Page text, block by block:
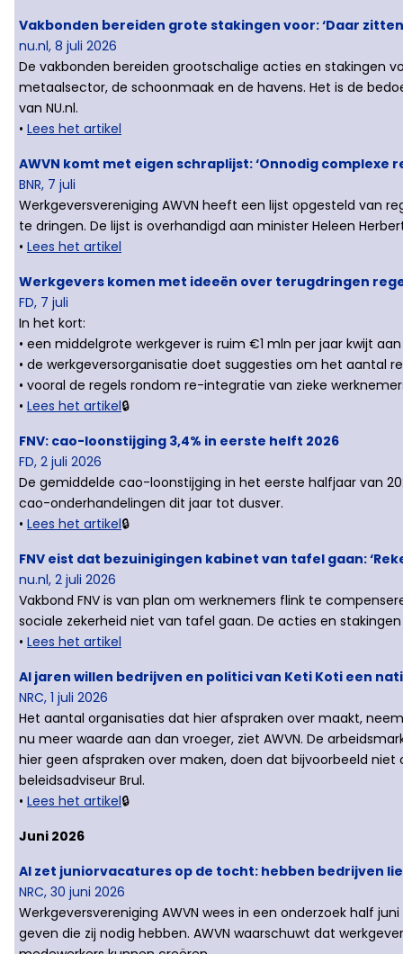
Vakbonden bereiden grote stakingen voor: ‘Daar zitten
nu.nl, 8 juli 2026
De vakbonden bereiden grootschalige acties en stakingen
metaalsector, de schoonmaak en de havens. Het is de
van NU.nl.
• Lees het artikel
AWVN komt met eigen schraplijst: ‘Onnodig complexe
BNR, 7 juli
Werkgeversvereniging AWVN heeft een lijst opgesteld van
te dringen. De lijst is overhandigd aan minister Heleen
• Lees het artikel
Werkgevers komen met ideeën over terugdringen
FD, 7 juli
In het kort:
• een middelgrote werkgever is ruim €1 mln per jaar kwijt
• de werkgeversorganisatie doet suggesties om het aantal
• vooral de regels rondom re-integratie van zieke
• Lees het artikel🔒
FNV: cao-loonstijging 3,4% in eerste helft 2026
FD, 2 juli 2026
De gemiddelde cao-loonstijging in het eerste halfjaar van
cao-onderhandelingen dit jaar tot dusver.
• Lees het artikel🔒
FNV eist dat bezuinigingen kabinet van tafel gaan:
nu.nl, 2 juli 2026
Vakbond FNV is van plan om werknemers flink te
sociale zekerheid niet van tafel gaan. De acties en
• Lees het artikel
Al jaren willen bedrijven en politici van Keti Koti een
NRC, 1 juli 2026
Het aantal organisaties dat hier afspraken over maakt,
nu meer waarde aan dan vroeger, ziet AWVN. De
hier geen afspraken over maken, doen dat bijvoorbeeld
beleidsadviseur Brul.
• Lees het artikel🔒
Juni 2026
AI zet juniorvacatures op de tocht: hebben bedrijven
NRC, 30 juni 2026
Werkgeversvereniging AWVN wees in een onderzoek half
geven die zij nodig hebben. AWVN waarschuwt dat